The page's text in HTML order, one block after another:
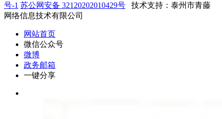
号-1 苏公网安备 32120202010429号
技术支持：泰州市青藤
网络信息技术有限公司
网站首页
微信公众号
微博
政务邮箱
一键分享